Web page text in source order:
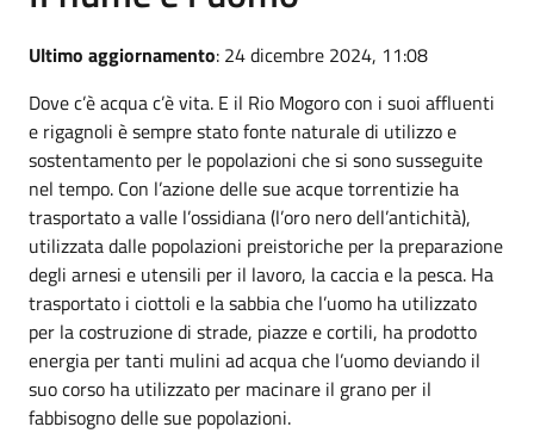
Ultimo aggiornamento: 24 dicembre 2024, 11:08
Dove c’è acqua c’è vita. E il Rio Mogoro con i suoi affluenti
e rigagnoli è sempre stato fonte naturale di utilizzo e
sostentamento per le popolazioni che si sono susseguite
nel tempo. Con l’azione delle sue acque torrentizie ha
trasportato a valle l’ossidiana (l’oro nero dell’antichità),
utilizzata dalle popolazioni preistoriche per la preparazione
degli arnesi e utensili per il lavoro, la caccia e la pesca. Ha
trasportato i ciottoli e la sabbia che l’uomo ha utilizzato
per la costruzione di strade, piazze e cortili, ha prodotto
energia per tanti mulini ad acqua che l’uomo deviando il
suo corso ha utilizzato per macinare il grano per il
fabbisogno delle sue popolazioni.